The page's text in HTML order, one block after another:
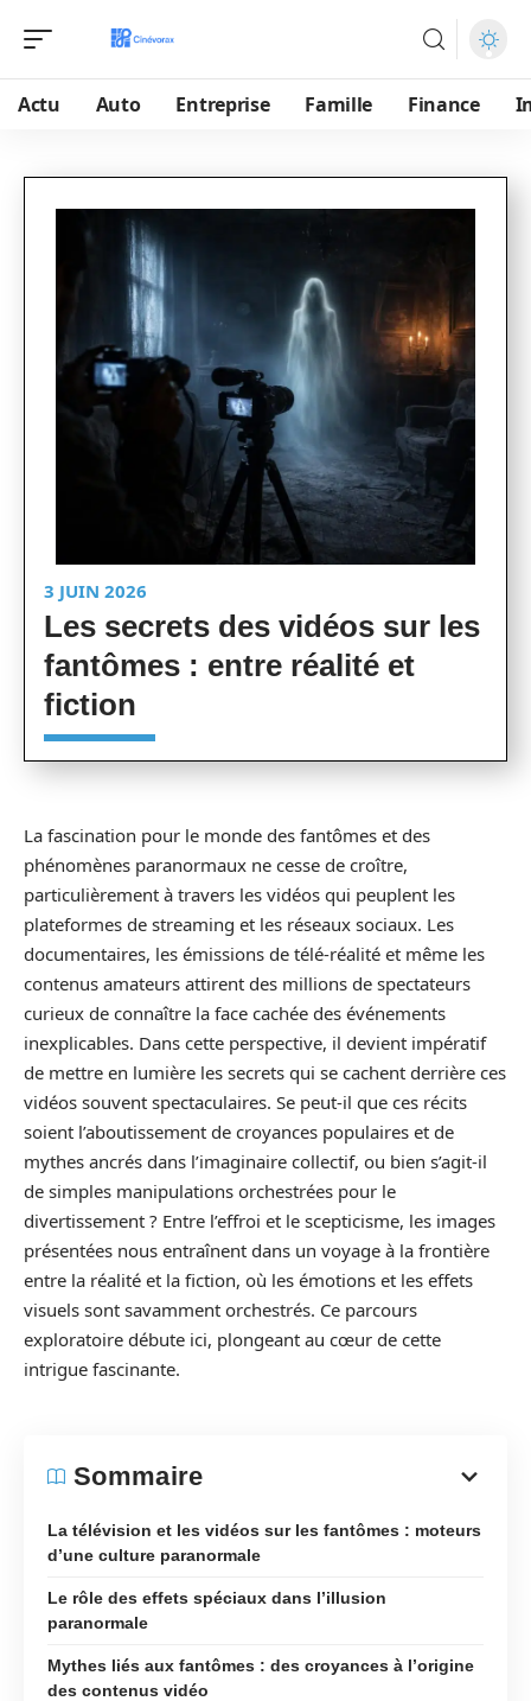
Actu Auto Entreprise Famille Finance
3 JUIN 2026
Les secrets des vidéos sur les
fantômes : entre réalité et
fiction
La fascination pour le monde des fantômes et des
phénomènes paranormaux ne cesse de croître,
particulièrement à travers les vidéos qui peuplent les
plateformes de streaming et les réseaux sociaux. Les
documentaires, les émissions de télé-réalité et même les
contenus amateurs attirent des millions de spectateurs
curieux de connaître la face cachée des événements
inexplicables. Dans cette perspective, il devient impératif
de mettre en lumière les secrets qui se cachent derrière ces
vidéos souvent spectaculaires. Se peut-il que ces récits
soient l’aboutissement de croyances populaires et de
mythes ancrés dans l’imaginaire collectif, ou bien s’agit-il
de simples manipulations orchestrées pour le
divertissement ? Entre l’effroi et le scepticisme, les images
présentées nous entraînent dans un voyage à la frontière
entre la réalité et la fiction, où les émotions et les effets
visuels sont savamment orchestrés. Ce parcours
exploratoire débute ici, plongeant au cœur de cette
intrigue fascinante.
Sommaire
La télévision et les vidéos sur les fantômes : moteurs
d’une culture paranormale
Le rôle des effets spéciaux dans l’illusion
paranormale
Mythes liés aux fantômes : des croyances à l’origine
des contenus vidéo